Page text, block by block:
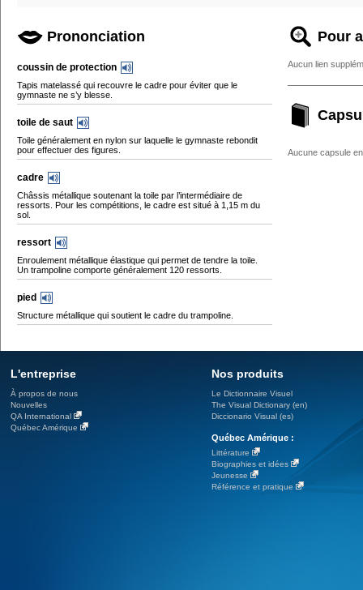
Prononciation
coussin de protection
Tapis matelassé qui recouvre le cadre pour éviter que le
gymnaste ne s’y blesse.
toile de saut
Toile généralement en nylon sur laquelle le gymnaste rebondit
pour effectuer des figures.
cadre
Châssis métallique soutenant la toile par l’intermédiaire de
ressorts. Pour les compétitions, le cadre est situé à 1,15 m du
sol.
ressort
Enroulement métallique élastique qui permet de tendre la toile.
Un trampoline comporte généralement 120 ressorts.
pied
Structure métallique qui soutient le cadre du trampoline.
Pour
Aucun lien
Aucune capsule
L'entreprise
À propos de nous
Nouvelles
QA International
Québec Amérique
Nos produits
Le Dictionnaire Visuel
The Visual Dictionary (en)
Diccionario Visual (es)
Québec Amérique :
Littérature
Biographies et idées
Jeunesse
Référence et pratique